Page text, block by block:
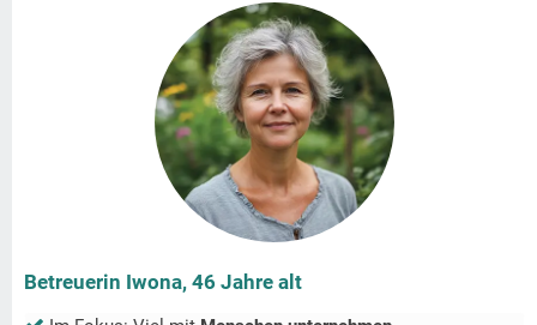
Betreuerin Iwona, 46 Jahre alt